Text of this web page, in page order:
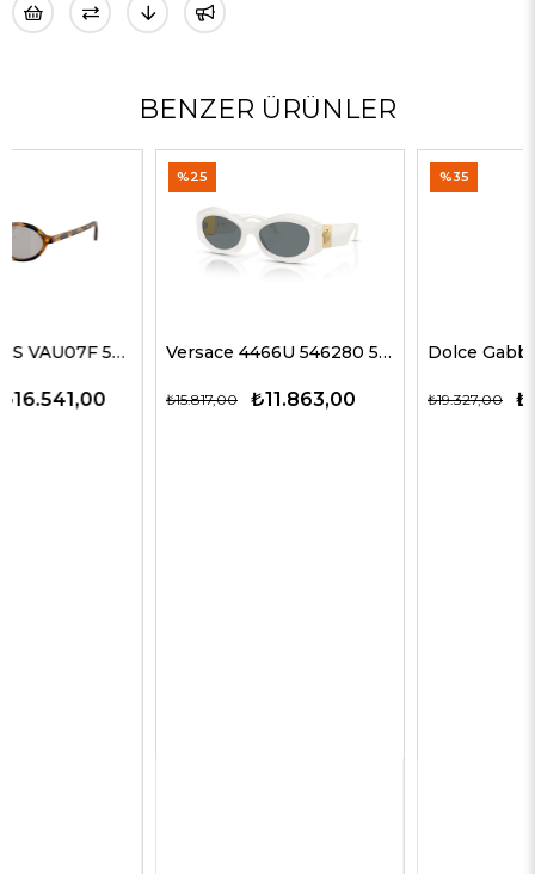
BENZER ÜRÜNLER
Versace 4466U 546280 54 G Kadın Güneş Gözlükleri
₺11.863,00
₺15.817,00
Dolce Gabbana 4469 501/87 59 G Kadın Güneş Gözlükleri
₺12.563,00
₺19.327,00